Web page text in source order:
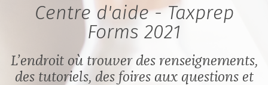
Centre d'aide -Taxprep
Forms 2021
L’endroit où trouver des renseignements,
des tutoriels, des foires aux questions et